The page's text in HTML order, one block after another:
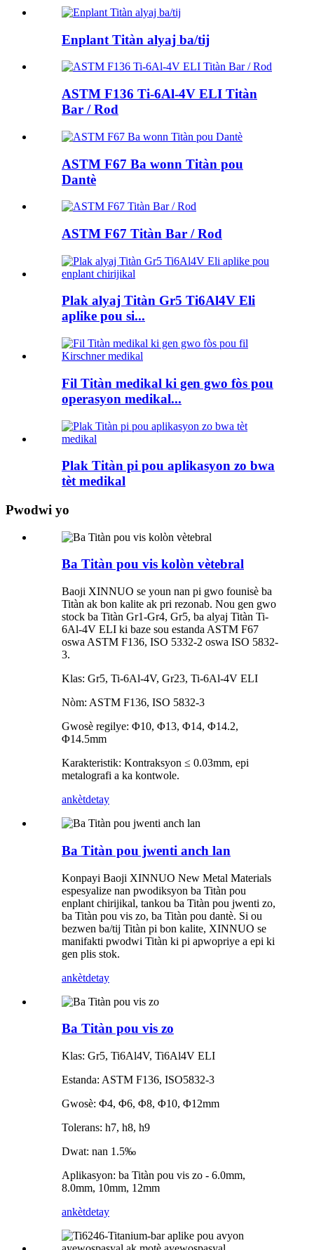
Enplant Titàn alyaj ba/tij
ASTM F136 Ti-6Al-4V ELI Titàn
Bar / Rod
ASTM F67 Ba wonn Titàn pou
Dantè
ASTM F67 Titàn Bar / Rod
Plak alyaj Titàn Gr5 Ti6Al4V Eli
aplike pou si...
Fil Titàn medikal ki gen gwo fòs pou
operasyon medikal...
Plak Titàn pi pou aplikasyon zo bwa
tèt medikal
Pwodwi yo
Ba Titàn pou vis kolòn vètebral
Baoji XINNUO se youn nan pi gwo founisè ba
Titàn ak bon kalite ak pri rezonab. Nou gen gwo
stock ba Titàn Gr1-Gr4, Gr5, ba alyaj Titàn Ti-
6Al-4V ELI ki baze sou estanda ASTM F67
oswa ASTM F136, ISO 5332-2 oswa ISO 5832-
3.
Klas: Gr5, Ti-6Al-4V, Gr23, Ti-6Al-4V ELI
Nòm: ASTM F136, ISO 5832-3
Gwosè regilye: Φ10, Φ13, Φ14, Φ14.2,
Φ14.5mm
Karakteristik: Kontraksyon ≤ 0.03mm, epi
metalografi a ka kontwole.
ankètdetay
Ba Titàn pou jwenti anch lan
Konpayi Baoji XINNUO New Metal Materials
espesyalize nan pwodiksyon ba Titàn pou
enplant chirijikal, tankou ba Titàn pou jwenti zo,
ba Titàn pou vis zo, ba Titàn pou dantè. Si ou
bezwen ba/tij Titàn pi bon kalite, XINNUO se
manifakti pwodwi Titàn ki pi apwopriye a epi ki
gen plis stok.
ankètdetay
Ba Titàn pou vis zo
Klas: Gr5, Ti6Al4V, Ti6Al4V ELI
Estanda: ASTM F136, ISO5832-3
Gwosè: Φ4, Φ6, Φ8, Φ10, Φ12mm
Tolerans: h7, h8, h9
Dwat: nan 1.5‰
Aplikasyon: ba Titàn pou vis zo - 6.0mm,
8.0mm, 10mm, 12mm
ankètdetay